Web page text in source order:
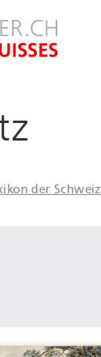
der Schweiz